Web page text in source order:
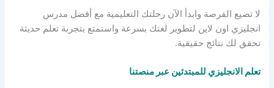
لا تضيع الفرصة وابدأ الآن رحلتك التعليمية مع أفضل مدرس
انجليزي اون لاين لتطوير لغتك بسرعة واستمتع بتجربة تعلم حديثة
تحقق لك نتائج حقيقية.
تعلم الانجليزي للمبتدئين عبر منصتنا